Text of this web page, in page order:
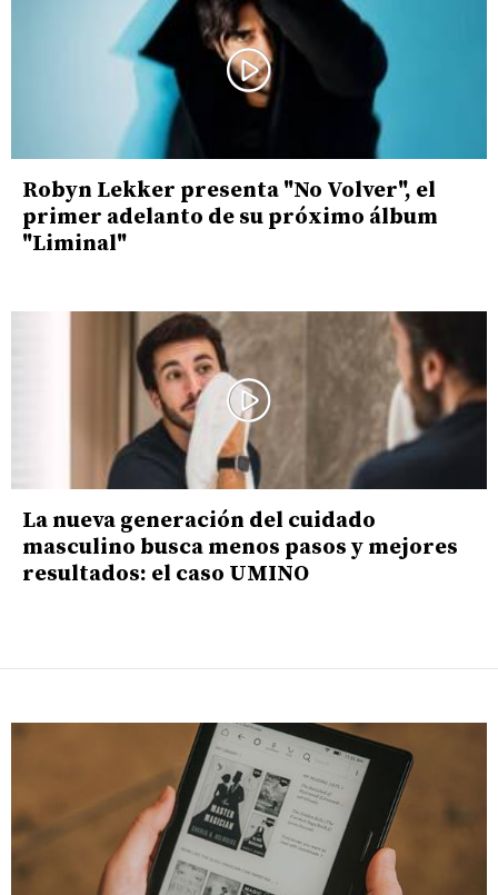
Robyn Lekker presenta "No Volver", el
primer adelanto de su próximo álbum
"Liminal"
La nueva generación del cuidado
masculino busca menos pasos y mejores
resultados: el caso UMINO